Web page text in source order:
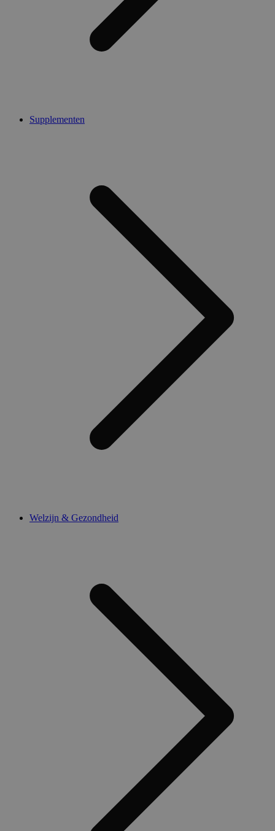
Supplementen
Welzijn & Gezondheid